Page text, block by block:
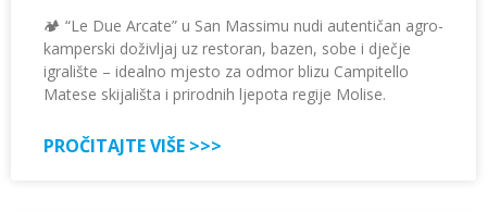
🏕️ “Le Due Arcate” u San Massimu nudi autentičan agro-
kamperski doživljaj uz restoran, bazen, sobe i dječje
igralište – idealno mjesto za odmor blizu Campitello
Matese skijališta i prirodnih ljepota regije Molise.
PROČITAJTE VIŠE >>>